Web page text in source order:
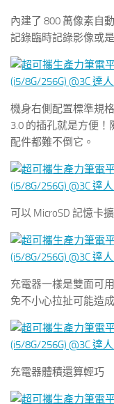
內建了 800 萬像素自
記錄臨時記錄影像或
機身右側配置標準規格
3.0 的插孔就是方便！
配件都難不倒它。
可以 MicroSD 記憶卡
充電器一樣是雙面可
免不小心拉扯可能造
充電器體積還算輕巧